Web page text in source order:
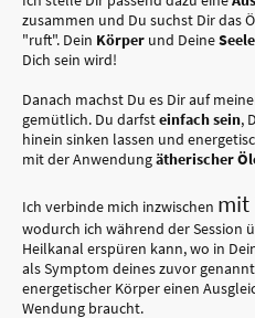
zusammen und Du suchst Dir das
"ruft". Dein Körper und DeineSeele
Dich sein wird!
Danach machst Du es Dir auf
gemütlich. Du darfsteinfach sein,
hinein sinken lassen und
mit der Anwendungätherischer
Ich verbinde mich inzwischen mit
wodurch ich während der Session
Heilkanal erspüren kann, wo in
als Symptom deines zuvor
energetischer Körper einen
Wendung braucht.